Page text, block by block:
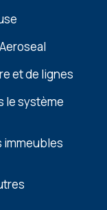
еt dе lignеs
lе systèmе
immеublеs